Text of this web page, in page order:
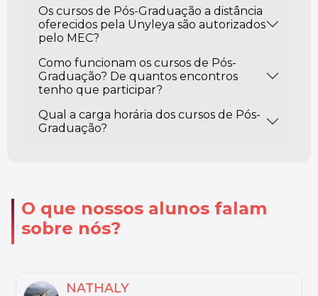
Os cursos de Pós-Graduação a distância
oferecidos pela Unyleya são autorizados
pelo MEC?
Como funcionam os cursos de Pós-
Graduação? De quantos encontros
tenho que participar?
Qual a carga horária dos cursos de Pós-
Graduação?
O que nossos alunos falam
sobre nós?
MARIA LUIZA